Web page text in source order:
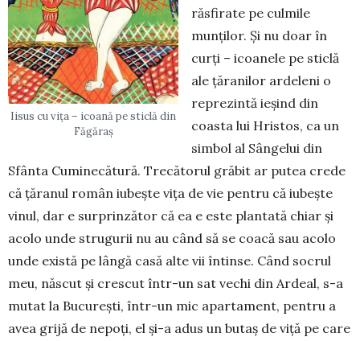
Iisus cu vița – icoană pe sticlă din
Făgăraș
răsfirate pe culmile
munților. Și nu doar în
curți – icoanele pe sticlă
ale țăranilor ardeleni o
reprezintă ie­șind din
coasta lui Hristos, ca un
sim­bol al Sângelui din
Sfânta Cumi­ne­că­tură. Trecătorul grăbit ar putea crede
că țăranul român iubește vița de vie pen­tru că iubește
vinul, dar e surprin­zător că ea e este plantată chiar și
aco­lo unde strugurii nu au când să se coacă sau acolo
unde există pe lângă casă alte vii întinse. Când socrul
meu, născut și crescut într-un sat vechi din Ardeal, s-a
mutat la București, într-un mic aparta­ment, pen­tru a
avea grijă de nepoți, el și-a adus un butaș de viță pe care